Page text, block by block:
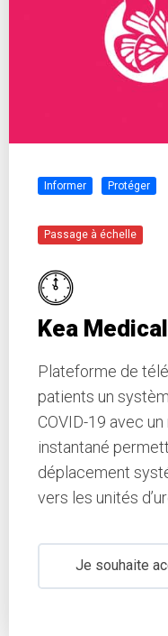
Informer Protéger
Passage à échelle
Kea
Plateforme de
patients un
COVID-19 avec
instantané
déplacement
vers les unités
Je souhaite